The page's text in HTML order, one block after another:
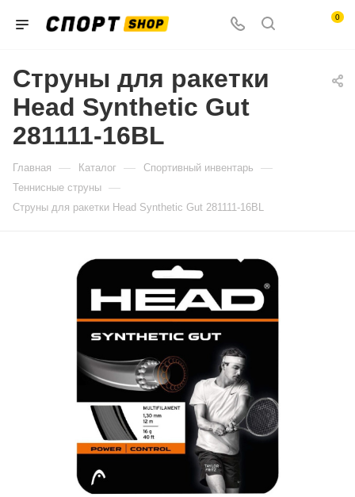
0
Струны для ракетки
Head Synthetic Gut
281111-16BL
Главная — Каталог — Спортивный инвентарь —
Теннисные струны —
Струны для ракетки Head Synthetic Gut 281111-16BL